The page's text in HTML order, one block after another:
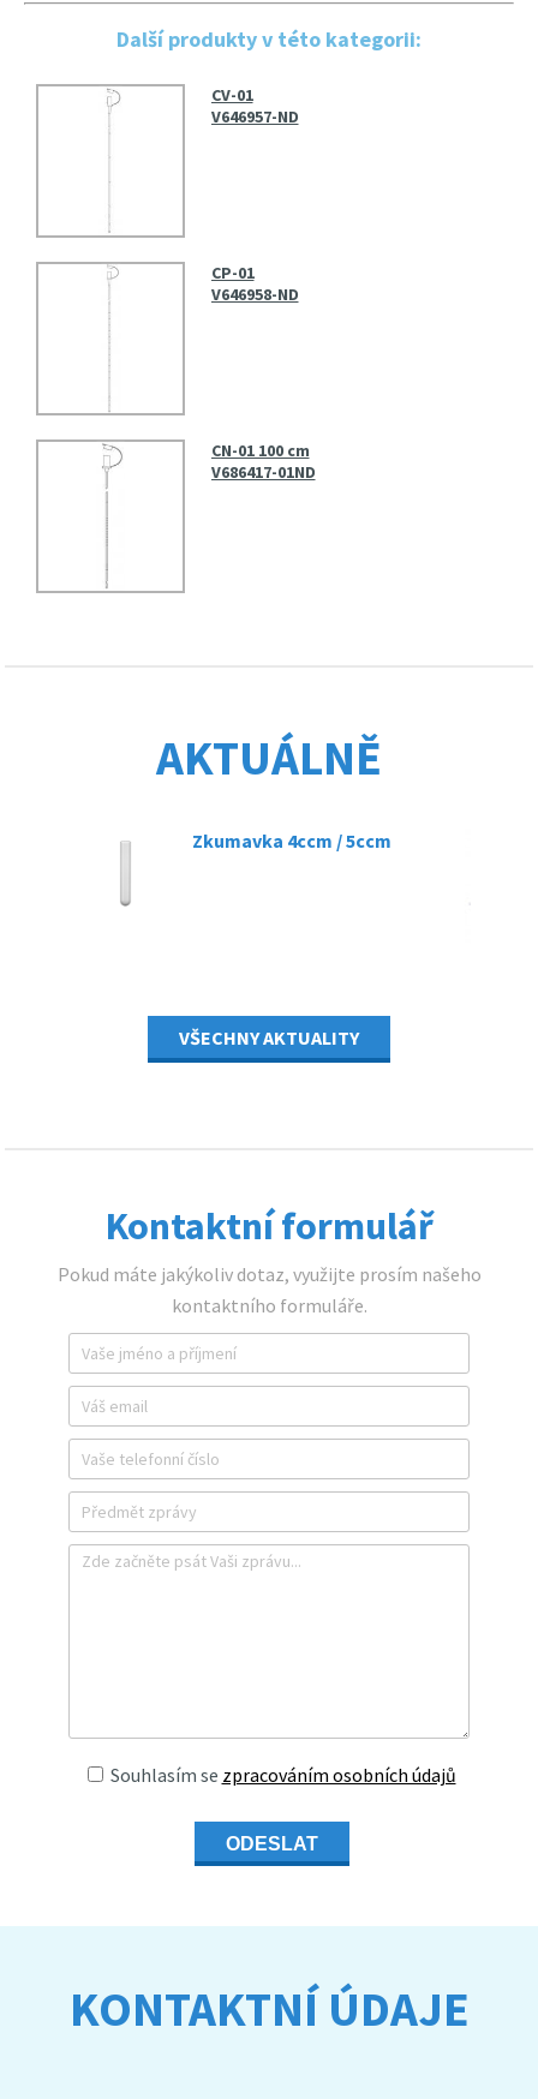
Další produkty v této kategorii:
CV-01
V646957-ND
CP-01
V646958-ND
CN-01 100 cm
V686417-01ND
AKTUÁLNĚ
Zkumavka 4ccm / 5ccm
VŠECHNY AKTUALITY
Kontaktní formulář
Pokud máte jakýkoliv dotaz, využijte prosím našeho
kontaktního formuláře.
Souhlasím se zpracováním osobních údajů
ODESLAT
KONTAKTNÍ ÚDAJE